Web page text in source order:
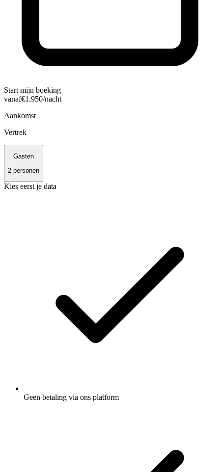
Start mijn boeking
vanaf€1.950/nacht
Aankomst
Vertrek
Gasten
2 personen
Kies eerst je data
Geen betaling via ons platform